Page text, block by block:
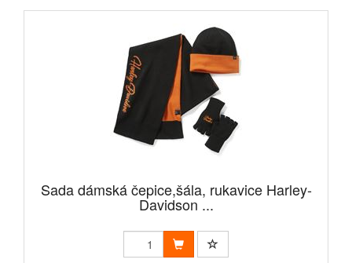
Sada dámská čepice,šála, rukavice Harley-
Davidson ...